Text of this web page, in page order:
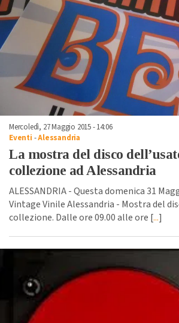
Mercoledì, 27 Maggio 2015 - 14:06
Eventi -Alessandria
La mostra del disco
collezione ad Alessandria
ALESSANDRIA - Questa domenica 31
Vintage Vinile Alessandria - Mostra del
collezione. Dalle ore 09.00 alle ore [...]